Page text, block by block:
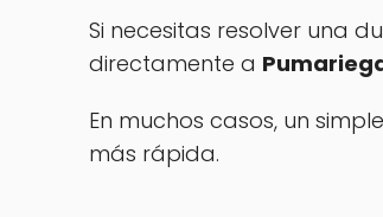
Si necesitas resolver una
directamente a
En muchos casos, un
más rápida.